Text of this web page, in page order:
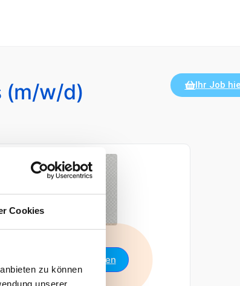
Cookies
zu können
unserer
(m/w/d) Ihr Job
Jetzt bewerben